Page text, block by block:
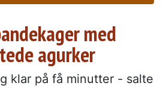
med
agurker
klar på få minutter - salte